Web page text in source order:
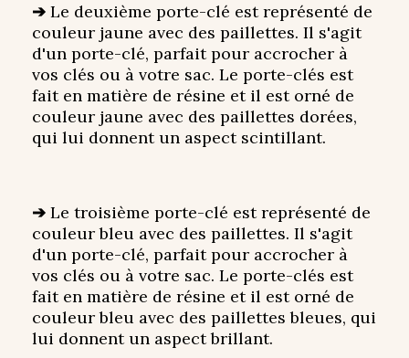
➔ Le deuxième porte-clé est représenté de
couleur jaune avec des paillettes. Il s'agit
d'un porte-clé, parfait pour accrocher à
vos clés ou à votre sac. Le porte-clés est
fait en matière de résine et il est orné de
couleur jaune avec des paillettes dorées,
qui lui donnent un aspect scintillant.
➔ Le troisième porte-clé est représenté de
couleur bleu avec des paillettes. Il s'agit
d'un porte-clé, parfait pour accrocher à
vos clés ou à votre sac. Le porte-clés est
fait en matière de résine et il est orné de
couleur bleu avec des paillettes bleues, qui
lui donnent un aspect brillant.